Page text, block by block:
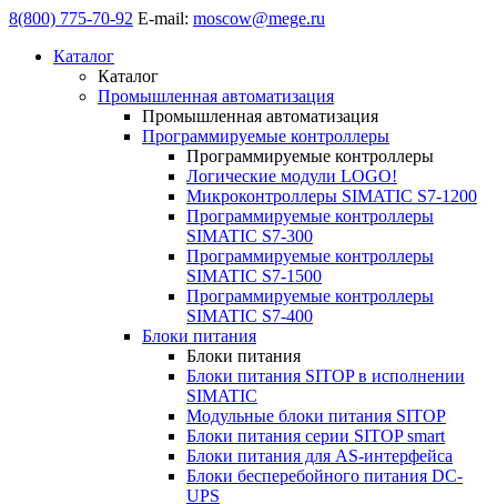
8(800) 775-70-92 E-mail: moscow@mege.ru
Каталог
Каталог
Промышленная автоматизация
Промышленная автоматизация
Программируемые контроллеры
Программируемые контроллеры
Логические модули LOGO!
Микроконтроллеры SIMATIC S7-1200
Программируемые контроллеры
SIMATIC S7-300
Программируемые контроллеры
SIMATIC S7-1500
Программируемые контроллеры
SIMATIC S7-400
Блоки питания
Блоки питания
Блоки питания SITOP в исполнении
SIMATIC
Модульные блоки питания SITOP
Блоки питания серии SITOP smart
Блоки питания для AS-интерфейса
Блоки бесперебойного питания DC-
UPS